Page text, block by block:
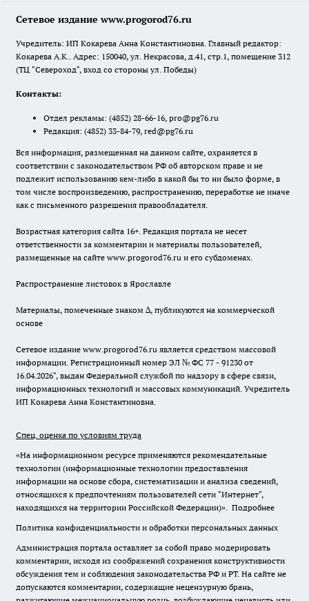
Сетевое издание www.progorod76.ru
Учредитель: ИП Кокарева Анна Константиновна. Главный редактор:
Кокарева А.К.. Адрес: 150040, ул. Некрасова, д.41, стр.1, помещение 312
(ТЦ "Североход", вход со стороны ул. Победы)
Контакты:
Отдел рекламы: (4852) 28-66-16, pro@pg76.ru
Редакция: (4852) 33-84-79, red@pg76.ru
Вся информация, размещенная на данном сайте, охраняется в
соответствии с законодательством РФ об авторском праве и не
подлежит использованию кем-либо в какой бы то ни было форме, в
том числе воспроизведению, распространению, переработке не иначе
как с письменного разрешения правообладателя.
Возрастная категория сайта 16+. Редакция портала не несет
ответственности за комментарии и материалы пользователей,
размещенные на сайте www.progorod76.ru и его субдоменах.
Распространение листовок в Ярославле
Материалы, помеченные знаком ∆, публикуются на коммерческой
основе
Сетевое издание www.progorod76.ru является средством массовой
информации. Регистрационный номер ЭЛ № ФС 77 - 91230 от
16.04.2026", выдан Федеральной службой по надзору в сфере связи,
информационных технологий и массовых коммуникаций. Учредитель
ИП Кокарева Анна Константиновна.
Спец. оценка по условиям труда
«На информационном ресурсе применяются рекомендательные
технологии (информационные технологии предоставления
информации на основе сбора, систематизации и анализа сведений,
относящихся к предпочтениям пользователей сети "Интернет",
находящихся на территории Российской Федерации)». Подробнее
Политика конфиденциальности и обработки персональных данных
Администрация портала оставляет за собой право модерировать
комментарии, исходя из соображений сохранения конструктивности
обсуждения тем и соблюдения законодательства РФ и РТ. На сайте не
допускаются комментарии, содержащие нецензурную брань,